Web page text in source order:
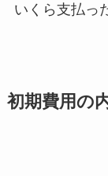
いくら支払っ
初期費用の